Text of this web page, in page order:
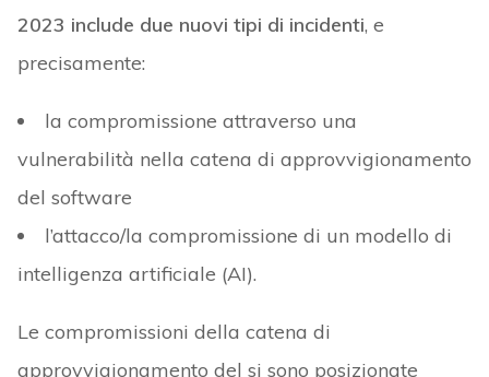
2023 include due nuovi tipi di incidenti, e
precisamente:
la compromissione attraverso una
vulnerabilità nella catena di approvvigionamento
del software
l’attacco/la compromissione di un modello di
intelligenza artificiale (AI).
Le compromissioni della catena di
approvvigionamento del si sono posizionate